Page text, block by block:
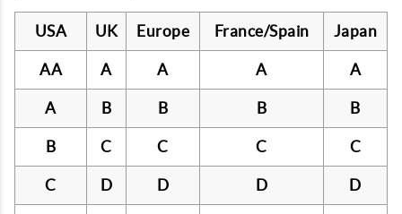
USA UK Europe France/Spain Japan
AA A A A A
A B B B B
B C C C C
C D D D D